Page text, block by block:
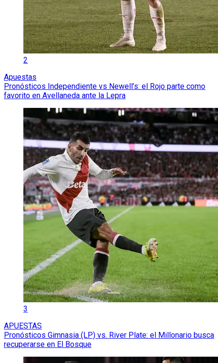
2
Apuestas
Pronósticos Independiente vs Newell’s: el Rojo parte como
favorito en Avellaneda ante la Lepra
3
APUESTAS
Pronósticos Gimnasia (LP) vs. River Plate: el Millonario busca
recuperarse en El Bosque